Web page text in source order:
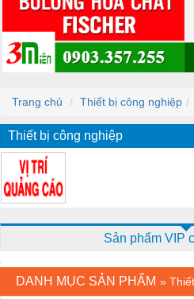
Trang chủ Thiết bị công nghiệp
Thiết bị công nghiệp
Sản phẩm VIP
DANH MỤC SẢN PHẨM »